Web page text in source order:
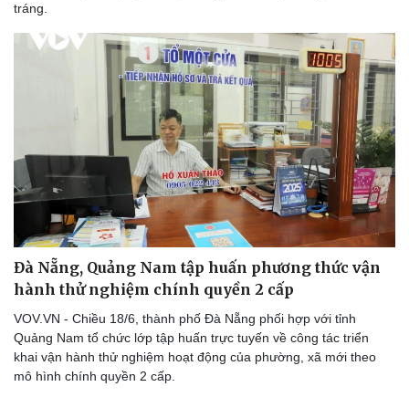
Vụ án
Tin nóng
Tư vấn luật
Quân sự - Quốc phòng
Vũ khí
Việt Nam
Phân tích
tráng.
Đà Nẵng, Quảng Nam tập huấn phương thức vận
hành thử nghiệm chính quyền 2 cấp
VOV.VN - Chiều 18/6, thành phố Đà Nẵng phối hợp với tỉnh
Quảng Nam tổ chức lớp tập huấn trực tuyến về công tác triển
khai vận hành thử nghiệm hoạt động của phường, xã mới theo
mô hình chính quyền 2 cấp.